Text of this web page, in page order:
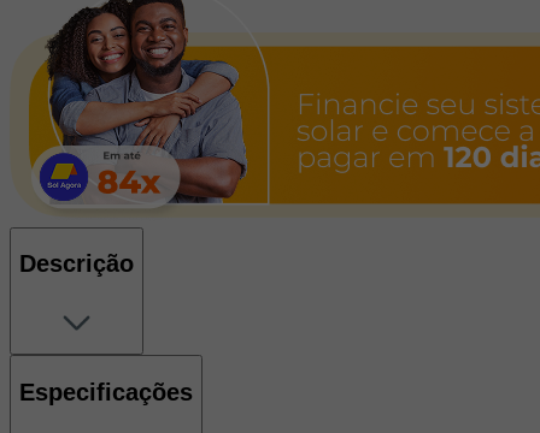
Descrição
Especificações